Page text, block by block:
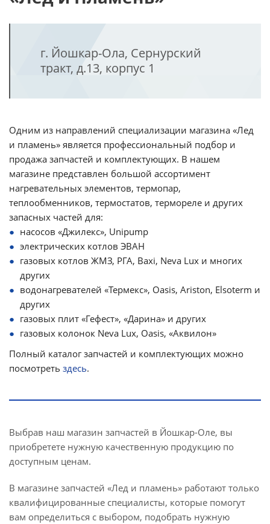
г. Йошкар-Ола, Сернурский
тракт, д.13, корпус 1
Одним из направлений специализации магазина «Лед
и пламень» является профессиональный подбор и
продажа запчастей и комплектующих. В нашем
магазине представлен большой ассортимент
нагревательных элементов, термопар,
теплообменников, термостатов, термореле и других
запасных частей для:
насосов «Джилекс», Unipump
электрических котлов ЭВАН
газовых котлов ЖМЗ, РГА, Baxi, Neva Lux и многих
других
водонагревателей «Термекс», Oasis, Ariston, Elsoterm и
других
газовых плит «Гефест», «Дарина» и других
газовых колонок Neva Lux, Oasis, «Аквилон»
Полный каталог запчастей и комплектующих можно
посмотреть здесь.
Выбрав наш магазин запчастей в Йошкар-Оле, вы
приобретете нужную качественную продукцию по
доступным ценам.
В магазине запчастей «Лед и пламень» работают только
квалифицированные специалисты, которые помогут
вам определиться с выбором, подобрать нужную